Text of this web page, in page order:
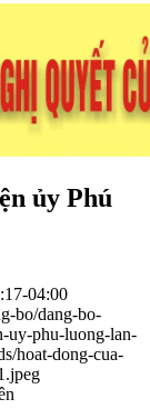
ủy Phú
04:00
bo/dang-bo-
uy-phu-luong-lan-
hoat-dong-cua-